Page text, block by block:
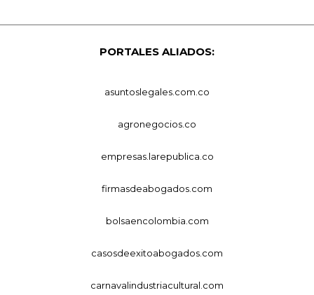
PORTALES ALIADOS:
asuntoslegales.com.co
agronegocios.co
empresas.larepublica.co
firmasdeabogados.com
bolsaencolombia.com
casosdeexitoabogados.com
carnavalindustriacultural.com